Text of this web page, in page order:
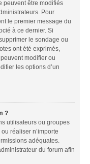
peuvent être modifiés
Pour
le premier message du
à ce dernier. Si
le sondage ou
ont été exprimés,
modifier ou
les options d’un
?
utilisateurs ou groupes
réaliser n’importe
adéquates.
du forum afin